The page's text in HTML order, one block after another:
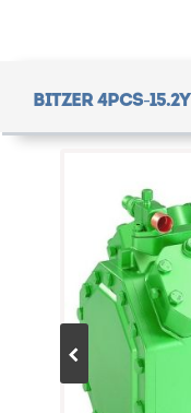
Bitzer 4PCS-15.2Y